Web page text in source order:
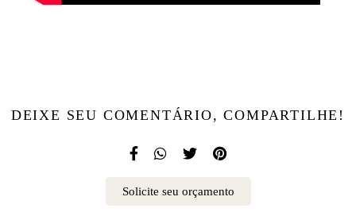
DEIXE SEU COMENTÁRIO, COMPARTILHE!
Solicite seu orçamento